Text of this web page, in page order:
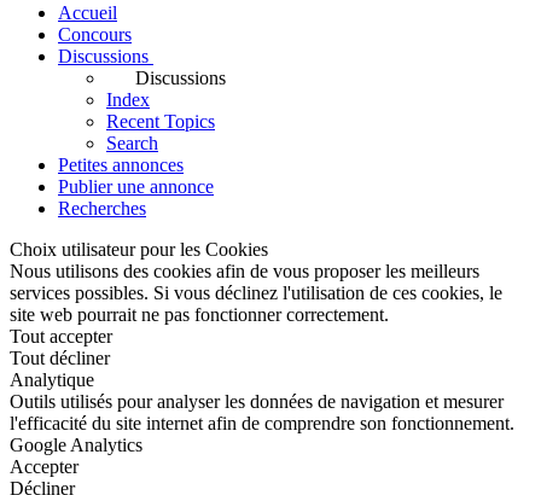
Accueil
Concours
Discussions
Discussions
Index
Recent Topics
Search
Petites annonces
Publier une annonce
Recherches
Choix utilisateur pour les Cookies
Nous utilisons des cookies afin de vous proposer les meilleurs
services possibles. Si vous déclinez l'utilisation de ces cookies, le
site web pourrait ne pas fonctionner correctement.
Tout accepter
Tout décliner
Analytique
Outils utilisés pour analyser les données de navigation et mesurer
l'efficacité du site internet afin de comprendre son fonctionnement.
Google Analytics
Accepter
Décliner